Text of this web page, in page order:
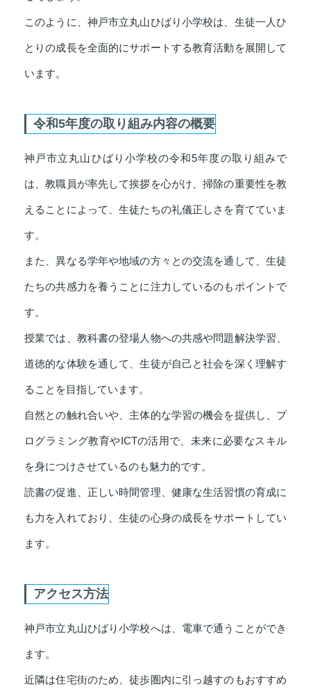
このように、神戸市立丸山ひばり小学校は、生徒一人ひ
とりの成長を全面的にサポートする教育活動を展開して
います。
令和5年度の取り組み内容の概要
神戸市立丸山ひばり小学校の令和5年度の取り組みで
は、教職員が率先して挨拶を心がけ、掃除の重要性を教
えることによって、生徒たちの礼儀正しさを育てていま
す。
また、異なる学年や地域の方々との交流を通して、生徒
たちの共感力を養うことに注力しているのもポイントで
す。
授業では、教科書の登場人物への共感や問題解決学習、
道徳的な体験を通して、生徒が自己と社会を深く理解す
ることを目指しています。
自然との触れ合いや、主体的な学習の機会を提供し、プ
ログラミング教育やICTの活用で、未来に必要なスキル
を身につけさせているのも魅力的です。
読書の促進、正しい時間管理、健康な生活習慣の育成に
も力を入れており、生徒の心身の成長をサポートしてい
ます。
アクセス方法
神戸市立丸山ひばり小学校へは、電車で通うことができ
ます。
近隣は住宅街のため、徒歩圏内に引っ越すのもおすすめ